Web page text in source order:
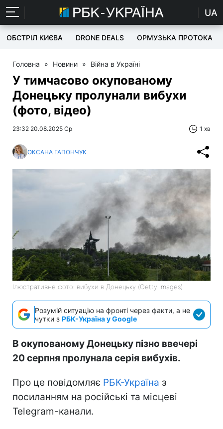
UA
ОБСТРІЛ КИЄВА DRONE DEALS ОРМУЗЬКА ПРОТОКА
Головна » Новини » Війна в Україні
У тимчасово окупованому
Донецьку пролунали вибухи
(фото, відео)
23:32 20.08.2025 Ср 1 хв
ОКСАНА ГАПОНЧУК
Ілюстративне фото: вибухи в Донецьку (Getty Images)
Розумій ситуацію на фронті через факти, а не
чутки з РБК-Україна у Google
В окупованому Донецьку пізно ввечері
20 серпня пролунала серія вибухів.
Про це повідомляє РБК-Україна з
посиланням на російські та місцеві
Telegram-канали.